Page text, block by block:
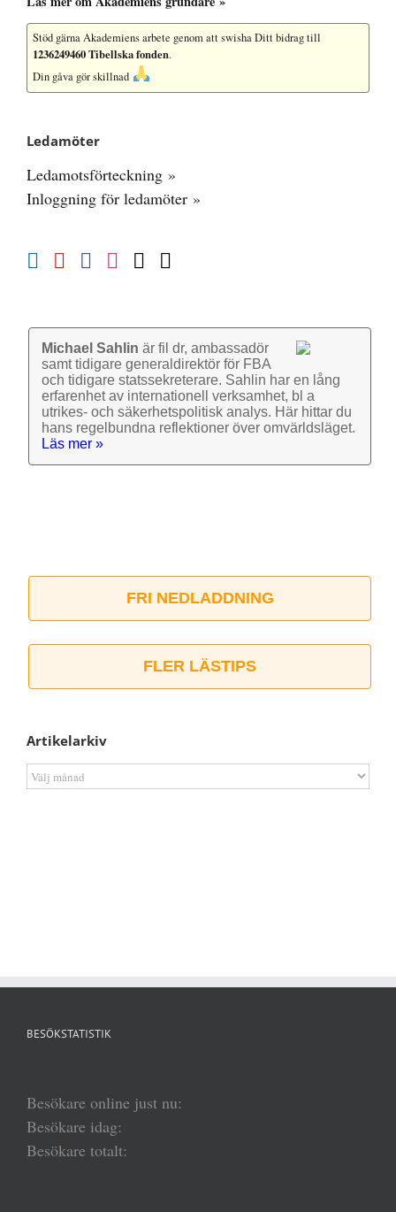
Stöd gärna Akademiens arbete genom att swisha Ditt bidrag till
1236249460 Tibellska fonden.
Din gåva gör skillnad
Ledamöter
Ledamotsförteckning »
Inloggning för ledamöter »
Michael Sahlin är fil dr, ambassadör
samt tidigare general­direktör för FBA
och tidigare stats­sekre­terare. Sahlin har en lång
erfarenhet av inter­nationell verk­samhet, bl a
utrikes- och säkerhets­politisk analys. Här hittar du
hans regel­bundna reflek­tioner över omvärlds­läget.
Läs mer »
FRI NEDLADDNING
FLER LÄSTIPS
Artikelarkiv
Artikelarkiv
BESÖKSTATISTIK
Besökare online just nu:
Besökare idag:
Besökare totalt: